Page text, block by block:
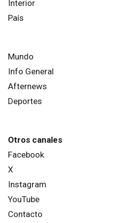
Interior
País
Mundo
Info General
Afternews
Deportes
Otros canales
Facebook
X
Instagram
YouTube
Contacto